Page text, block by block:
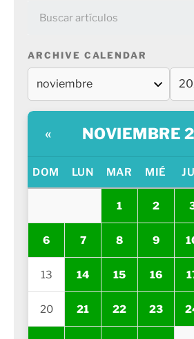
ARCHIVE CALENDAR
« NOVIEMBRE
DOM LUN MAR MIÉ
1 2
6 7 8 9
13 14 15 16
20 21 22 23